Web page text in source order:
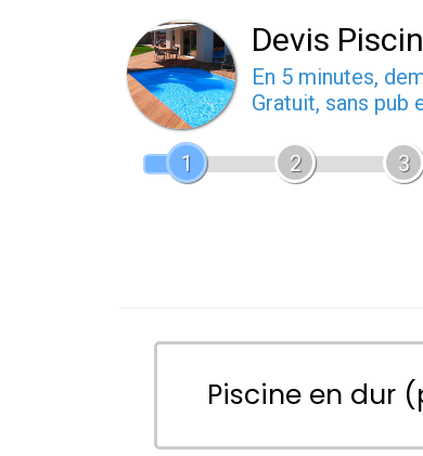
Devis
En 5 minutes,
Gratuit, sans pub
1 2 3
Piscine en dur